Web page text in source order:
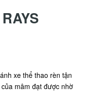
xe thể thao rèn tận
mâm đạt được nhờ